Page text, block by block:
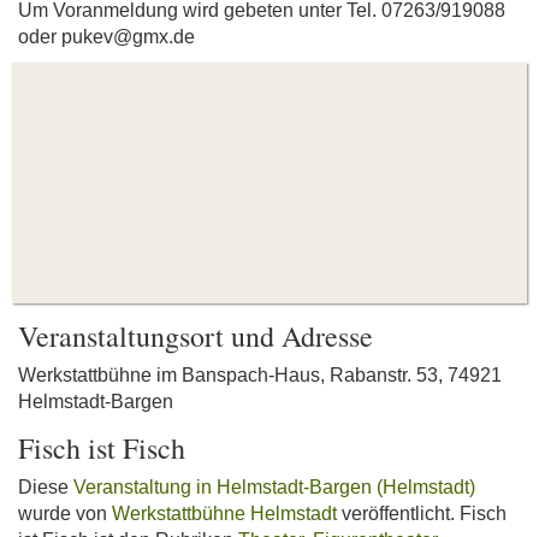
Um Voranmeldung wird gebeten unter Tel. 07263/919088
oder pukev@gmx.de
Veranstaltungsort und Adresse
Werkstattbühne im Banspach-Haus, Rabanstr. 53, 74921
Helmstadt-Bargen
Fisch ist Fisch
Diese Veranstaltung in Helmstadt-Bargen (Helmstadt)
wurde von Werkstattbühne Helmstadtveröffentlicht. Fisch